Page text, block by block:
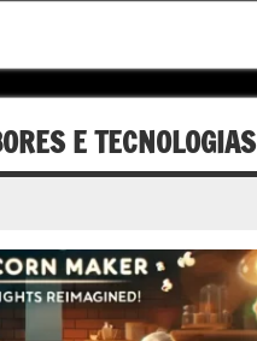
E TECNOLOGIAS